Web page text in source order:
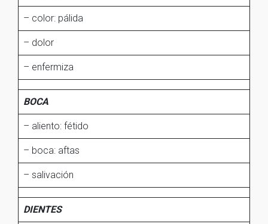
– color: pálida
– dolor
– enfermiza
BOCA
– aliento: fétido
– boca: aftas
– salivación
DIENTES